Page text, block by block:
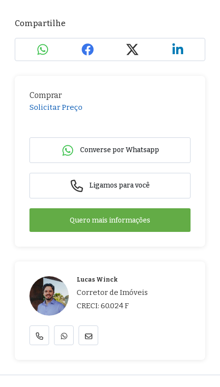
Compartilhe
Comprar
Solicitar Preço
Converse por Whatsapp
Ligamos para você
Quero mais informações
Lucas Winck
Corretor de Imóveis
CRECI: 60.024 F